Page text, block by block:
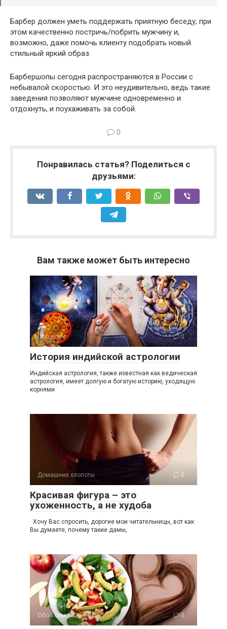
Барбер должен уметь поддержать приятную беседу, при
этом качественно постричь/побрить мужчину и,
возможно, даже помочь клиенту подобрать новый
стильный яркий образ.
Барбершопы сегодня распространяются в России с
небывалой скоростью. И это неудивительно, ведь такие
заведения позволяют мужчине одновременно и
отдохнуть, и поухаживать за собой.
0
Понравилась статья? Поделиться с
друзьями:
Вам также может быть интересно
Обо всем 0
История индийской астрологии
Индийская астрология, также известная как ведическая
астрология, имеет долгую и богатую историю, уходящую
корнями
Домашние хлопоты 0
Красивая фигура – это
ухоженность, а не худоба
Хочу Вас спросить, дорогие мои читательницы, вот как
Вы думаете, почему такие дамы,
Обо всем 0